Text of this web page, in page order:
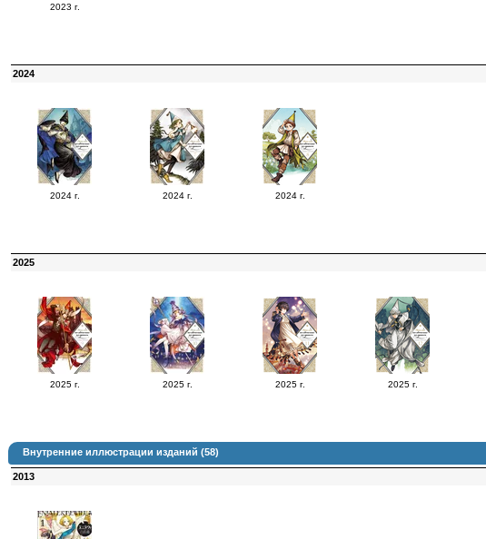
2023 г.
2024
2024 г. 2024 г. 2024 г.
2025
2025 г. 2025 г. 2025 г. 2025 г.
Внутренние иллюстрации изданий (58)
2013